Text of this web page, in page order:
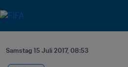
Samstag 15 Juli 2017, 08:53